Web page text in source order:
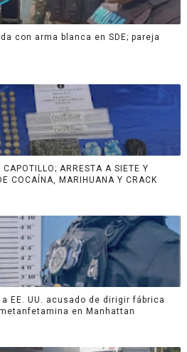
con arma blanca en SDE; pareja
ARRESTA A SIETE Y
COCAÍNA, MARIHUANA Y CRACK
EE. UU. acusado de dirigir fábrica
en Manhattan